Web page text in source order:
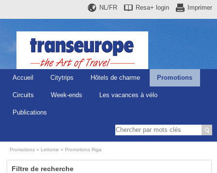
Imprimer
Resa+ login
NL/FR
Accueil Citytrips Hôtels de charme Promotions
Circuits Week-ends Les vacances à vélo
Publications
Promotions Lettonie Promotions Riga
Filtre de recherche